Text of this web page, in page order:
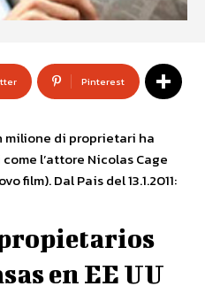
Pinterest
milione di proprietari ha
l’attore Nicolas Cage
film). Dal Pais del 13.1.2011:
en EE UU